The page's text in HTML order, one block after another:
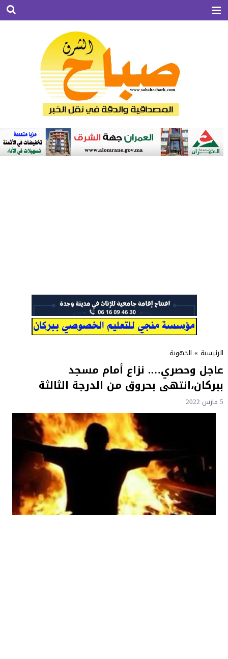
الرئيسية » الجهوية
عاجل وحصري…. نزاع أمام مسجد
ببركان،انتهى بحروق من الدرجة الثالثة
5 مارس 2022